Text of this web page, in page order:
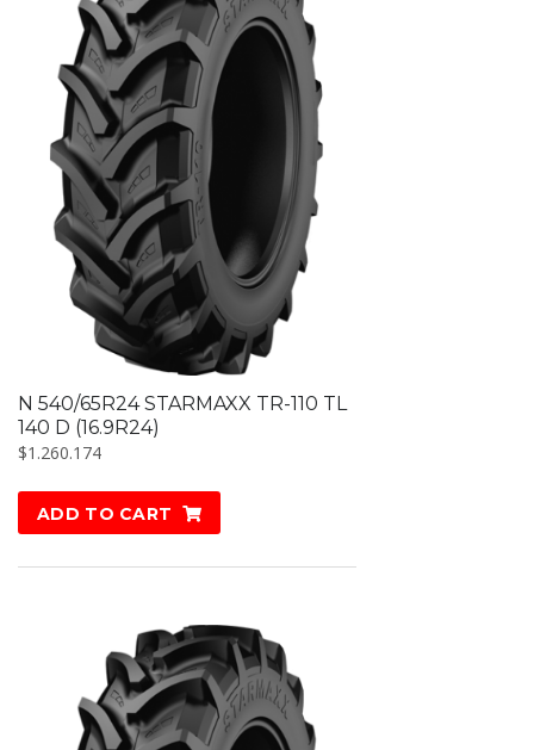
N 540/65R24 STARMAXX TR-110 TL
140 D (16.9R24)
$1.260.174
ADD TO CART